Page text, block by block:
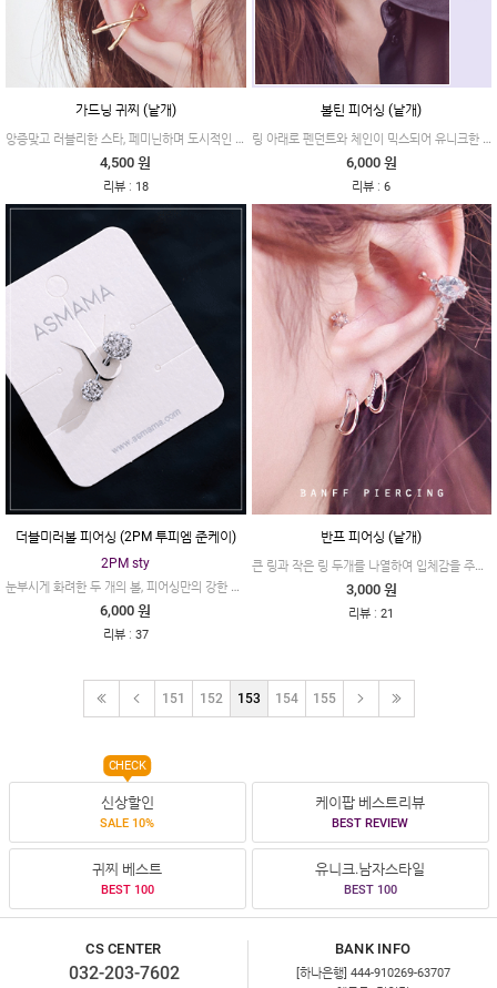
가드닝 귀찌 (낱개)
앙증맞고 러블리한 스타, 페미닌하며 도시적인 엑스 타입이 준비되었어요.
4,500 원
리뷰: 18
볼틴 피어싱 (낱개)
링 아래로 펜던트와 체인이 믹스되어 유니크한 무드의 제품이에요.
6,000 원
리뷰 :6
더블미러볼 피어싱 (2PM 투피엠 준케이)
2PM sty
눈부시게 화려한 두 개의 볼, 피어싱만의 강한 느낌은 그대로 볼의 부드러움이 더해진 제품이에요.
6,000 원
리뷰: 37
반프 피어싱 (낱개)
큰 링과 작은 링 두개를 나열하여 입체감을 주었으며, 화사하면서도 단아한 무드를 느끼실 수 있는 제품이에요.
3,000 원
리뷰 :21
151 152 153 154 155
신상할인
SALE 10%
CHECK
케이팝 베스트리뷰
BEST REVIEW
귀찌 베스트
BEST 100
유니크.남자스타일
BEST 100
CS CENTER
032-203-7602
BANK INFO
[하나은행] 444-910269-63707